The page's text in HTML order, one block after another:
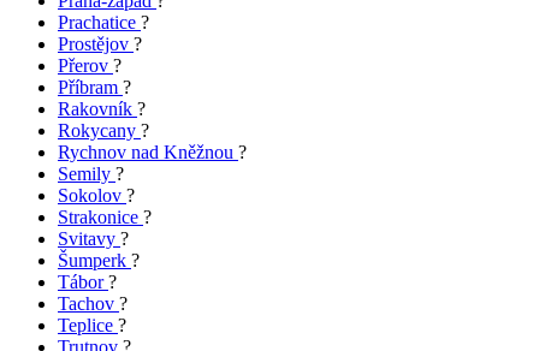
Prachatice ?
Prostějov ?
Přerov ?
Příbram ?
Rakovník ?
Rokycany ?
Rychnov nad Kněžnou ?
Semily ?
Sokolov ?
Strakonice ?
Svitavy ?
Šumperk ?
Tábor?
Tachov ?
Teplice ?